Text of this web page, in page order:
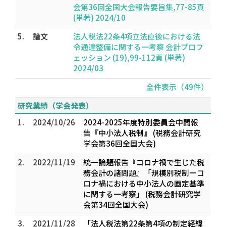
会第36回全国大会報告要旨集,77-85頁
(単著) 2024/10
5.
論文
法人税法22条4項立法直後における法
令通達整備に関する一考察 会計プロフ
ェッション (19),99-112頁 (単著)
2024/03
全件表示（49件）
研究業績（学会発表）
1.
2024/10/26
2024-2025年度特別委員会中間報
告『中小法人税制』 (税務会計研究
学会第36回全国大会)
2.
2022/11/19
統一論題報告『コロナ禍で生じた税
務会計の諸問題』「規模別税制ーコ
ロナ禍における中小法人の画定基準
に関する一考察」 (税務会計研究学
会第34回全国大会)
3.
2021/11/28
「法人税法第22条第4項の制定経緯